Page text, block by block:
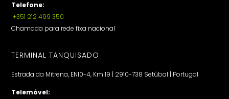
Telefone:
+351 212 499 350
Chamada para rede fixa nacional
TERMINAL TANQUISADO
Estrada da Mitrena, EN10-4, Km 19 | 2910-738 Setúbal | Portugal
Telemóvel: